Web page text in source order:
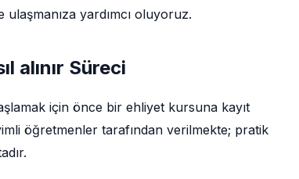
yardımcı oluyoruz.
alınır Süreci
için önce bir ehliyet kursuna kayıt
öğretmenler tarafından verilmekte; pratik